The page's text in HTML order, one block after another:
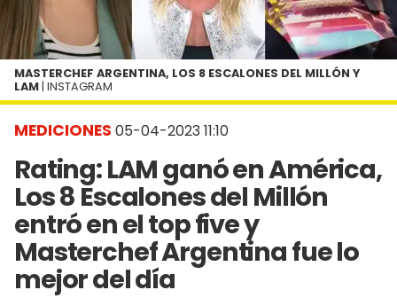
MEDICIONES 05-04-2023 11:10
Rating: LAM ganó en América,
Los 8 Escalones del Millón
entró en el top five y
Masterchef Argentina fue lo
mejor del día
MASTERCHEF ARGENTINA, LOS 8 ESCALONES DEL MILLÓN Y
LAM | INSTAGRAM